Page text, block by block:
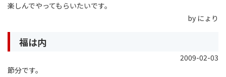
楽しんでやってもらいたいです。
by にょり
福は内
2009-02-03
節分です。